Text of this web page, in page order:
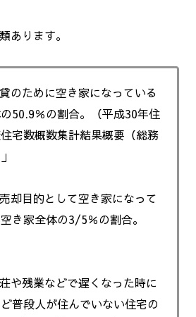
あります。
のために空き家になっている
50.9％の割合。（平成30年住
宅数概数集計結果概要（総務
却目的として空き家になって
き家全体の3/5％の割合。
や残業などで遅くなった時に
普段人が住んでいない住宅の